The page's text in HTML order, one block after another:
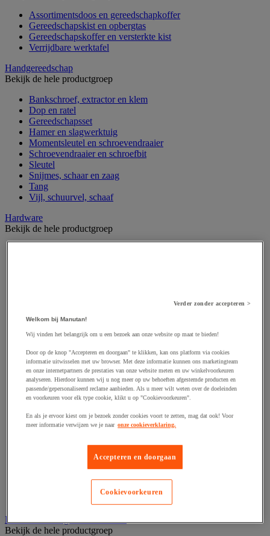
Assortimentsdoos en gereedschapkoffer
Gereedschapskist en opbergtas
Gereedschapskoffer en versterkte kist
Verrijdbare werktafel
Handgereedschap
Bekijk de hele productgroep
Bankschroef, extractor en klem
Dop en ratel
Gereedschapsset
Hamer en slagwerktuig
Momentsleutel en schroevendraaier
Schroevendraaier en schroefbit
Sleutel
Snijmes, schaar en zaag
Tang
Vijl, schuurvel, schaaf
Hardware
Bekijk de hele productgroep
Draadstift
Haak en schroefoog
Ketting en trekkoord
Moer
Nagel en blindklinktang
Plug en pin
Punten, spijkers en nieten
Regelvoet
Ring
Scharnierpen, -strip en geheng
Sluitknop en handgreep
Industrieel reinigen en ontvetten
Bekijk de hele productgroep
Verder zonder accepteren >
Welkom bij Manutan!
Wij vinden het belangrijk om u een bezoek aan onze website op maat te bieden!
Door op de knop "Accepteren en doorgaan" te klikken, kan ons platform via cookies
informatie uitwisselen met uw browser. Met deze informatie kunnen ons marketingteam
en onze internetpartners de prestaties van onze website meten en uw winkelvoorkeuren
analyseren. Hierdoor kunnen wij u nog meer op uw behoeften afgestemde producten en
passende/gepersonaliseerd reclame aanbieden. Als u meer wilt weten over de doeleinden
en voorkeuren voor elk type cookie, klikt u op "Cookievoorkeuren".
En als je ervoor kiest om je bezoek zonder cookies voort te zetten, mag dat ook! Voor
meer informatie verwijzen we je naar onze cookieverklaring.
Accepteren en doorgaan
Cookievoorkeuren